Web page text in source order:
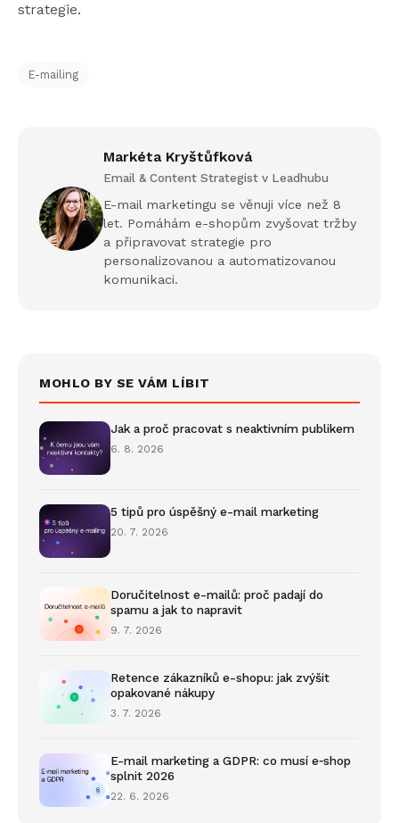
strategie.
E-mailing
Markéta Kryštůfková
Email & Content Strategist v Leadhubu
E-mail marketingu se věnuji více než 8
let. Pomáhám e-shopům zvyšovat tržby
a připravovat strategie pro
personalizovanou a automatizovanou
komunikaci.
MOHLO BY SE VÁM LÍBIT
Jak a proč pracovat s neaktivním publikem
6. 8. 2026
5 tipů pro úspěšný e-mail marketing
20. 7. 2026
Doručitelnost e-mailů: proč padají do
spamu a jak to napravit
9. 7. 2026
Retence zákazníků e-shopu: jak zvýšit
opakované nákupy
3. 7. 2026
E-mail marketing a GDPR: co musí e‑shop
splnit 2026
22. 6. 2026